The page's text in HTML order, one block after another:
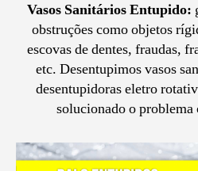
Vasos Sanitários Entupido:
obstruções como objetos
escovas de dentes, fraudas,
etc. Desentupimos vasos
desentupidoras eletro
solucionado o